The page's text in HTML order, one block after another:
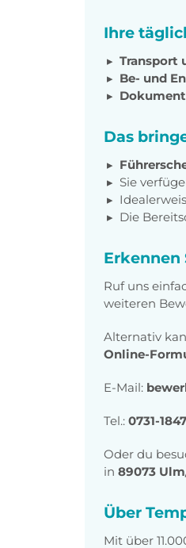
Ihre
Transport
Be- und
Das
Sie
Die
Erkennen
Ruf uns
weiteren
Alternativ
Online-
E-Mail:
Tel.: 0731-
Oder du
in 89073
Über
Mit über